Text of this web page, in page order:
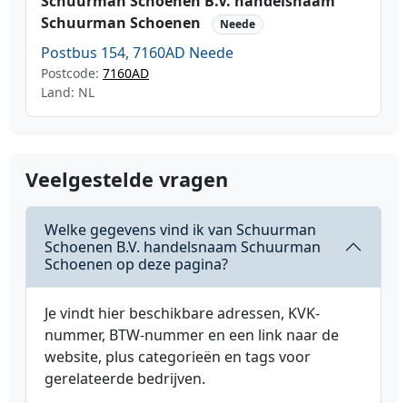
Schuurman Schoenen
Neede
Postbus 154, 7160AD Neede
Postcode: 7160AD
Land: NL
Veelgestelde vragen
Welke gegevens vind ik van Schuurman
Schoenen B.V. handelsnaam Schuurman
Schoenen op deze pagina?
Je vindt hier beschikbare adressen, KVK-
nummer, BTW-nummer en een link naar de
website, plus categorieën en tags voor
gerelateerde bedrijven.